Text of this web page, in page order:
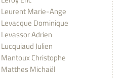
Leurent Marie-Ange
Levacque Dominique
Levassor Adrien
Lucquiaud Julien
Mantoux Christophe
Matthes Michaël